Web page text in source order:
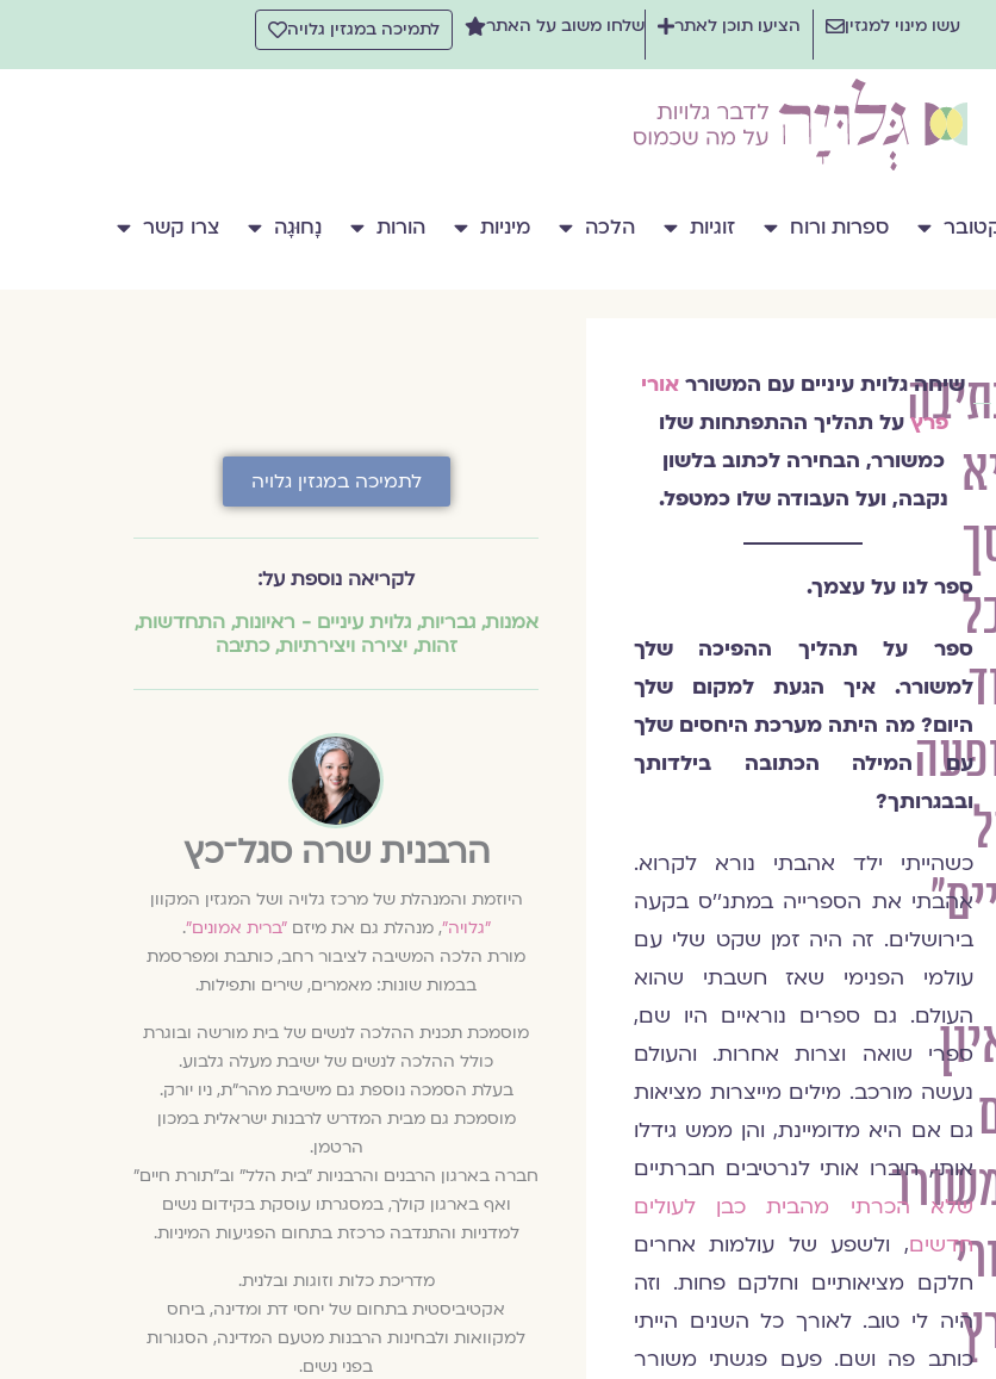
עשו מינוי למגזין הציעו תוכן לאתר שלחו משוב על האתר לתמיכה במגזין גלויה
ספרות ורוח זוגיות הלכה מיניות הורות נָחוּגָה צרו קשר
שיחה גלוית עיניים עם המשורר אורי
פרץ על תהליך ההתפתחות שלו
כמשורר, הבחירה לכתוב בלשון
נקבה, ועל העבודה שלו כמטפל.
ספר לנו על עצמך.
ספר על תהליך ההפיכה שלך
למשורר. איך הגעת למקום שלך
היום? מה היתה מערכת היחסים שלך
עם המילה הכתובה בילדותך
ובבגרותך?
כשהייתי ילד אהבתי נורא לקרוא.
אהבתי את הספרייה במתנ׳׳ס בקעה
בירושלים. זה היה זמן שקט שלי עם
עולמי הפנימי שאז חשבתי שהוא
העולם. גם ספרים נוראיים היו שם,
ספרי שואה וצרות אחרות. והעולם
נעשה מורכב. מילים מייצרות מציאות
גם אם היא מדומיינת, והן ממש גידלו
אותי, חיברו אותי לנרטיבים חברתיים
שלא הכרתי מהבית כבן לעולים
חדשים, ולשפע של עולמות אחרים
חלקם מציאותיים וחלקם פחות. וזה
היה לי טוב. לאורך כל השנים הייתי
כותב פה ושם. פעם פגשתי משורר
לתמיכה במגזין גלויה
לקריאה נוספת על:
אמנות,גבריות,גלוית עיניים - ראיונות,התחדשות,
זהות,יצירה ויצירתיות,כתיבה
הרבנית שרה סגל־כץ
היוזמת והמנהלת של מרכז גלויה ושל המגזין המקוון
״גלויה״, מנהלת גם את מיזם״ברית אמונים״.
מורת הלכה המשיבה לציבור רחב, כותבת ומפרסמת
בבמות שונות: מאמרים, שירים ותפילות.
מוסמכת תכנית ההלכה לנשים של בית מורשה ובוגרת
כולל ההלכה לנשים של ישיבת מעלה גלבוע.
בעלת הסמכה נוספת גם מישיבת מהר״ת, ניו יורק.
מוסמכת גם מבית המדרש לרבנות ישראלית במכון
הרטמן.
חברה בארגון הרבנים והרבניות ״בית הלל״ וב״תורת חיים״
ואף בארגון קולך, במסגרתו עוסקת בקידום נשים
למדניות והתנדבה כרכזת בתחום הפגיעות המיניות.
מדריכת כלות וזוגות ובלנית.
אקטיביסטית בתחום של יחסי דת ומדינה, ביחס
למקוואות ולבחינות הרבנות מטעם המדינה, הסגורות
בפני נשים.